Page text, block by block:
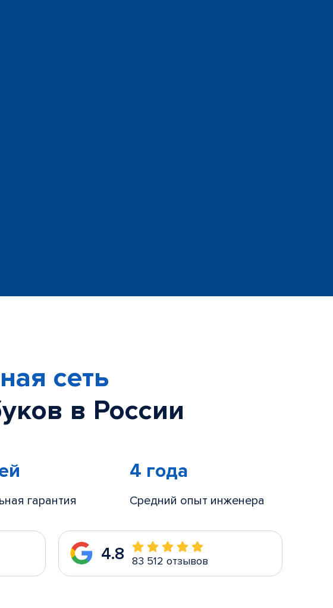
сеть
в России
гарантия
4 года
Средний опыт инженера
4.8 83 512 отзывов